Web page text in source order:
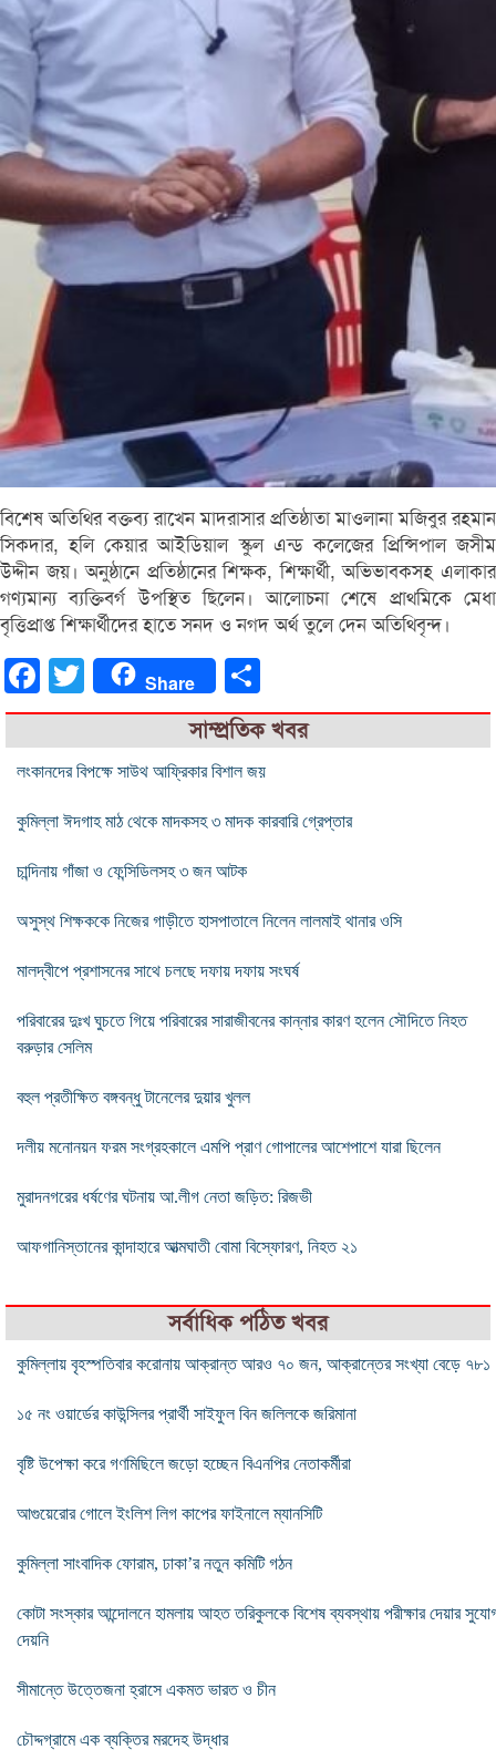
বিশেষ অতিথির বক্তব্য রাখেন মাদরাসার প্রতিষ্ঠাতা মাওলানা মজিবুর রহমান
সিকদার, হলি কেয়ার আইডিয়াল স্কুল এন্ড কলেজের প্রিন্সিপাল জসীম
উদ্দীন জয়। অনুষ্ঠানে প্রতিষ্ঠানের শিক্ষক, শিক্ষার্থী, অভিভাবকসহ এলাকার
গণ্যমান্য ব্যক্তিবর্গ উপস্থিত ছিলেন। আলোচনা শেষে প্রাথমিকে মেধা
বৃত্তিপ্রাপ্ত শিক্ষার্থীদের হাতে সনদ ও নগদ অর্থ তুলে দেন অতিথিবৃন্দ।
FacebookTwitter Share
সাম্প্রতিক খবর
লংকানদের বিপক্ষে সাউথ আফ্রিকার বিশাল জয়
কুমিল্লা ঈদগাহ মাঠ থেকে মাদকসহ ৩ মাদক কারবারি গ্রেপ্তার
চান্দিনায় গাঁজা ও ফেন্সিডিলসহ ৩ জন আটক
অসুস্থ শিক্ষককে নিজের গাড়ীতে হাসপাতালে নিলেন লালমাই থানার ওসি
মালদ্বীপে প্রশাসনের সাথে চলছে দফায় দফায় সংঘর্ষ
পরিবারের দুঃখ ঘুচতে গিয়ে পরিবারের সারাজীবনের কান্নার কারণ হলেন সৌদিতে নিহত
বরুড়ার সেলিম
বহুল প্রতীক্ষিত বঙ্গবন্ধু টানেলের দুয়ার খুলল
দলীয় মনোনয়ন ফরম সংগ্রহকালে এমপি প্রাণ গোপালের আশেপাশে যারা ছিলেন
মুরাদনগরের ধর্ষণের ঘটনায় আ.লীগ নেতা জড়িত: রিজভী
আফগানিস্তানের কান্দাহারে আত্মঘাতী বোমা বিস্ফোরণ, নিহত ২১
সর্বাধিক পঠিত খবর
কুমিল্লায় বৃহস্পতিবার করোনায় আক্রান্ত আরও ৭০ জন, আক্রান্তের সংখ্যা বেড়ে ৭৮১
১৫ নং ওয়ার্ডের কাউন্সিলর প্রার্থী সাইফুল বিন জলিলকে জরিমানা
বৃষ্টি উপেক্ষা করে গণমিছিলে জড়ো হচ্ছেন বিএনপির নেতাকর্মীরা
আগুয়েরোর গোলে ইংলিশ লিগ কাপের ফাইনালে ম্যানসিটি
কুমিল্লা সাংবাদিক ফোরাম, ঢাকা’র নতুন কমিটি গঠন
কোটা সংস্কার আন্দোলনে হামলায় আহত তরিকুলকে বিশেষ ব্যবস্থায় পরীক্ষার দেয়ার
দেয়নি
সীমান্তে উত্তেজনা হ্রাসে একমত ভারত ও চীন
চৌদ্দগ্রামে এক ব্যক্তির মরদেহ উদ্ধার